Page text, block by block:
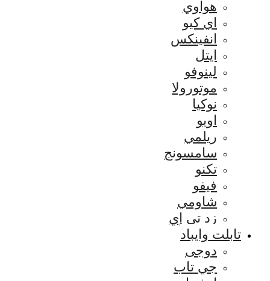
هواوي
اي كيو
انفينكس
ايتل
لينوفو
موتورولا
نوكيا
اوبو
ريلمي
سامسونج
تكنو
فيفو
شاومي
زد تي إي
تابلت وايباد
دوجى
جي تاب